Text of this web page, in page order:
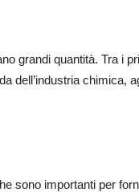
grandi quantità. Tra i
dell’industria chimica,
sono importanti per